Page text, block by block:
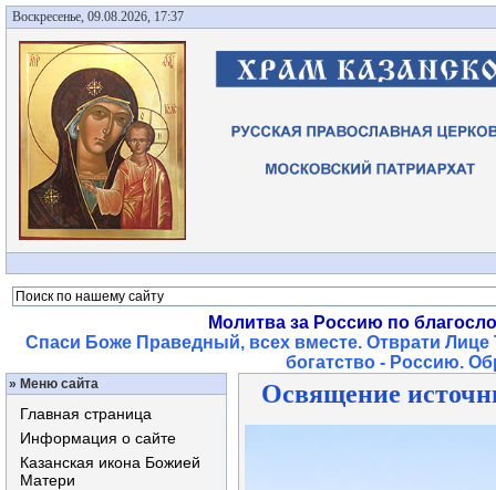
Воскресенье, 09.08.2026, 17:37
Молитва за Россию по
Спаси Боже Праведный, всех вместе. Отврати
богатство - Россию.
» Меню сайта
Главная страница
Информация о сайте
Казанская икона Божией
Матери
Освящение